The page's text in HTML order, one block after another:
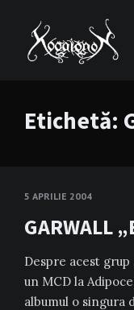
Etichetă:
5 APRILIE 2004
GARWALL
Despre acest
un MCD la
albumul o singura